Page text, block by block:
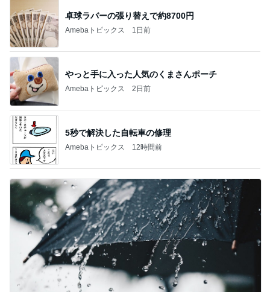
卓球ラバーの張り替えで約8700円
Amebaトピックス 1日前
やっと手に入った人気のくまさんポーチ
Amebaトピックス 2日前
5秒で解決した自転車の修理
Amebaトピックス 12時間前